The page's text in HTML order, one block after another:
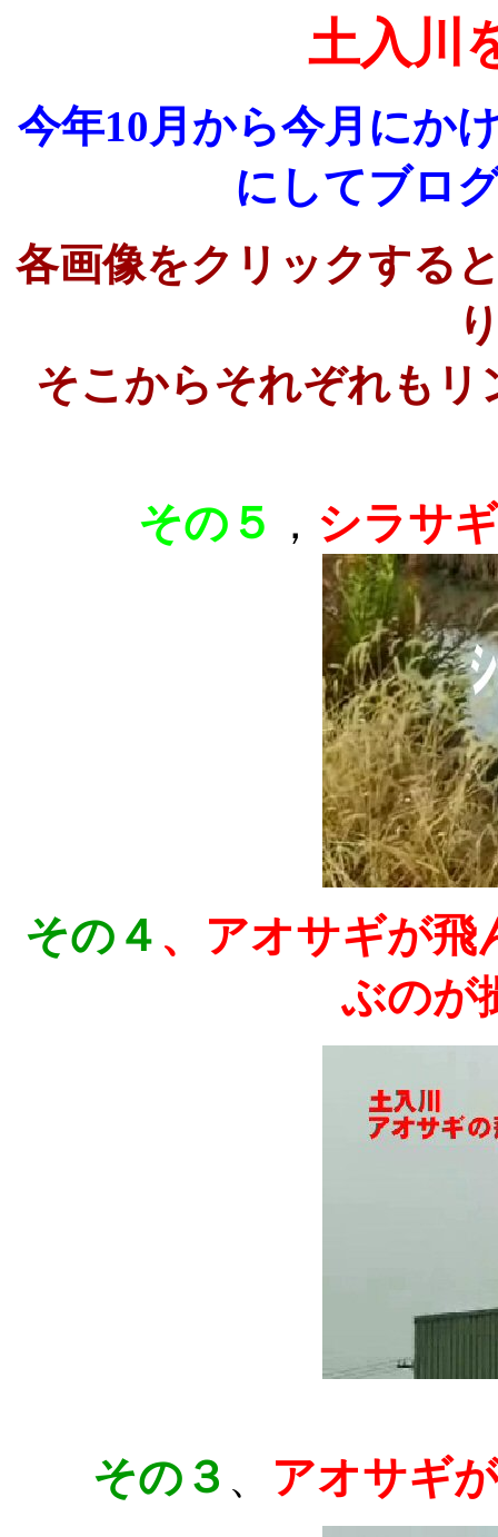
土入川
今年10月から今月にか
にしてブロ
各画像をクリックする
そこからそれぞれも
その５ ， シラサ
その４ 、アオサギが飛
ぶのが
その３ 、 アオサギ